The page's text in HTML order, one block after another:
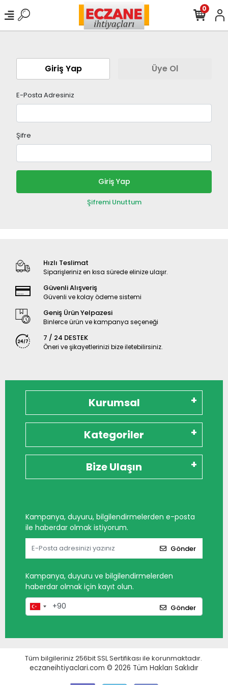
0
Giriş Yap Üye Ol
E-Posta Adresiniz
Şifre
Giriş Yap
Şifremi Unuttum
Hızlı Teslimat
Siparişleriniz en kısa sürede elinize ulaşır.
Güvenli Alışveriş
Güvenli ve kolay ödeme sistemi
Geniş Ürün Yelpazesi
Binlerce ürün ve kampanya seçeneği
7 / 24 DESTEK
Öneri ve şikayetlerinizi bize iletebilirsiniz.
Kurumsal
Kategoriler
Bize Ulaşın
Kampanya, duyuru, bilgilendirmelerden e-posta
ile haberdar olmak istiyorum.
Gönder
Kampanya, duyuru ve bilgilendirmelerden
haberdar olmak için kayıt olun.
Gönder
Tüm bilgileriniz 256bit SSL Sertifikası ile korunmaktadır.
eczaneihtiyaclari.com © 2026 Tüm Hakları Saklıdır